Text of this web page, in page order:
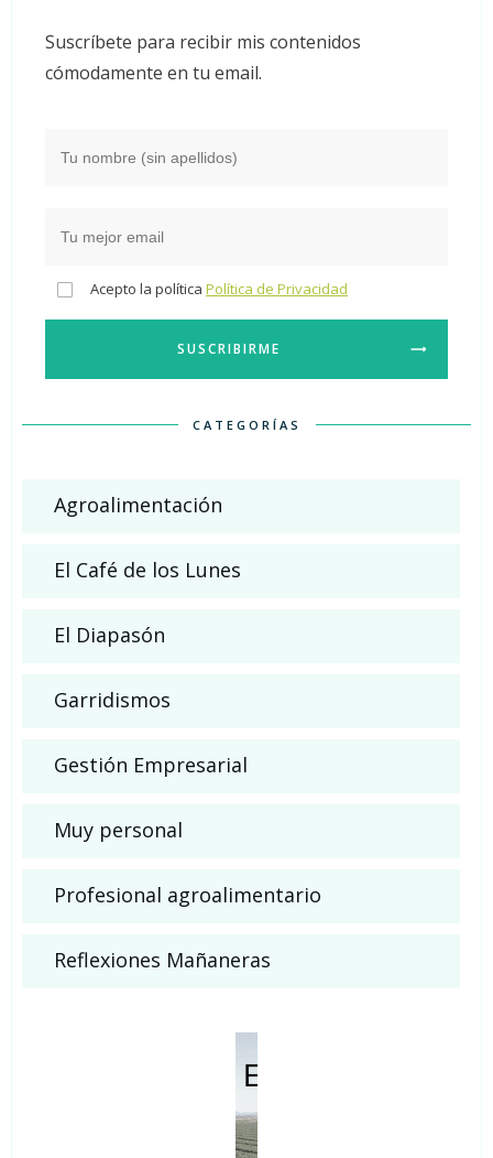
Suscríbete para recibir mis contenidos
cómodamente en tu email.
Acepto la política Política de Privacidad
SUSCRIBIRME
CATEGORÍAS
Agroalimentación
El Café de los Lunes
El Diapasón
Garridismos
Gestión Empresarial
Muy personal
Profesional agroalimentario
Reflexiones Mañaneras